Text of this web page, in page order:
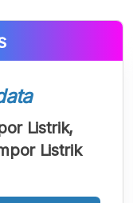
Listrik,
Listrik